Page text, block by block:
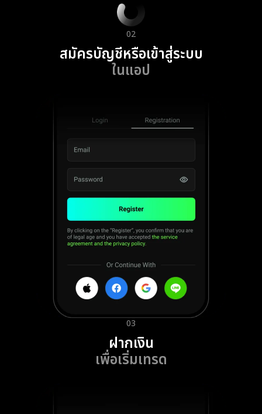
02
สมัครบัญชีหรือเข้าสู่ระบบ
ในแอป
03
ฝากเงิน
เพื่อเริ่มเทรด